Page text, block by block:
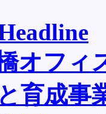
オフィ
育成事